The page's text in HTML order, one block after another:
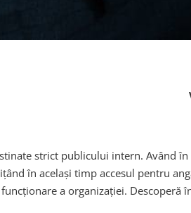
strict publicului intern. Având în
în același timp accesul pentru
a organizației. Descoperă